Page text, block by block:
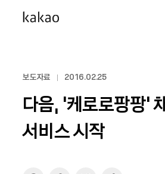
보도자료 2016.02.25
다음, ‘케로로팡팡’
서비스 시작